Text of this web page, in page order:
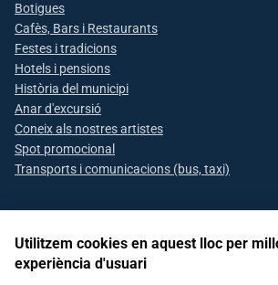
Botigues
Cafès, Bars i Restaurants
Festes i tradicions
Hotels i pensions
Història del municipi
Anar d'excursió
Coneix als nostres artistes
Spot promocional
Transports i comunicacions (bus, taxi)
Segueix-nos a les xarxes socials
Utilitzem cookies en aquest lloc per
experiència d'usuari